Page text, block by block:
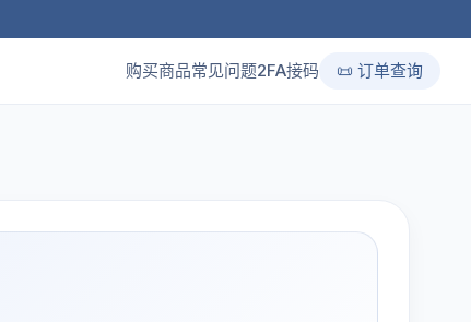
购买商品常见问题2FA接码 📜 订单查询